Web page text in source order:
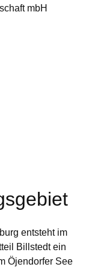
mbH
entsteht im
Billstedt ein
Öjendorfer See